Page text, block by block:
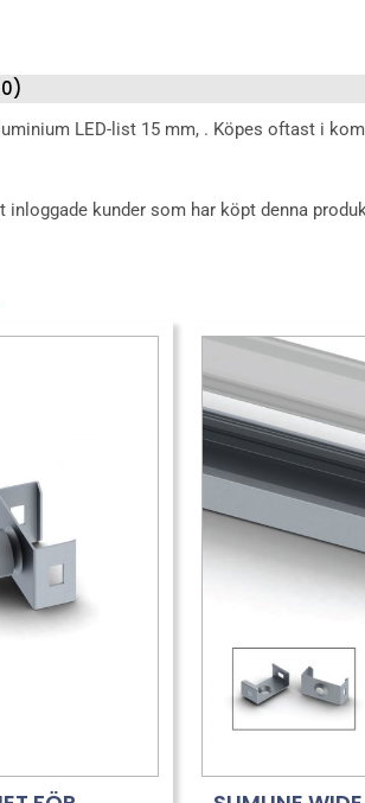
LED-list 15 mm, . Köpes oftast i
inloggade kunder som har köpt denna